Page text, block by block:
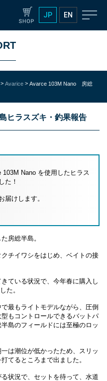
JP EN
> Avarice > Avarce 103M Nano 房総
ヒラスズキ・釣果報告
Nano を使用したヒラス
た！
届けします。
房総半島。
チイワシをはじめ、ベイトの接
ている状況で、今年春に購入し
た。
最もライトモデルながら、圧倒
もコントロールできるバットパ
島のフィールドには至極のロッ
は潮位が低かったため、スリッ
てるところまで出ました。
状況で、セットを待って、水道